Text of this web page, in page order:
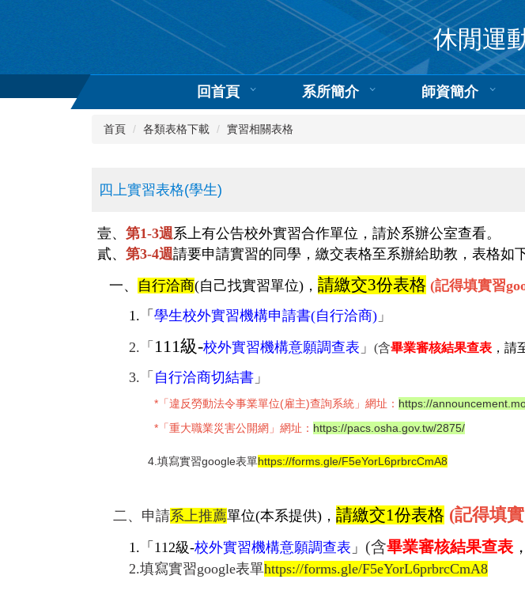
內
休閒運
回首頁 系所簡介 師資簡介
首頁 各類表格下載 實習相關表格
四上實習表格(學生)
壹、 第1-3週系上有公告校外實習合作單位，請於系辦公室查看。
貳、 第3-4週請要申請實習的同學， 繳交表格至系辦給助教，表格如
一、 自行洽商(自己找實習單位)， 請繳交3份表格 (記得填實習
1.「 學生校外實習機構申請書(自行洽商) 」
2.「 111級-校外實習機構意願調查表 」 (含畢業審核結果查表 ，請
3.「 自行洽商切結書 」
*「違反勞動法令事業單位(雇主)查詢系統」 網址： https://
*「重大職業災害公開網」網址： https://pacs.osha.gov.tw/2875/
4.填寫實習google表單https://forms.gle/F5eYorL6prbrcCmA8
二、申請系上推薦單位(本系提供)， 請繳交1份表格 (記得填
1.「112級-校外實習機構意願調查表 」 (含畢業審核結果查表
2.填寫實習google表單https://forms.gle/F5eYorL6prbrcCmA8